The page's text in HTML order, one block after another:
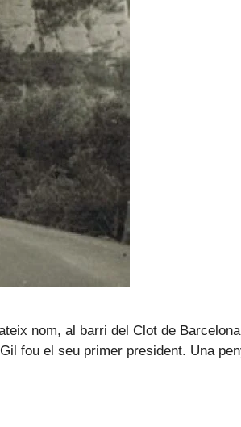
nom, al barri del Clot de
fou el seu primer president. Una